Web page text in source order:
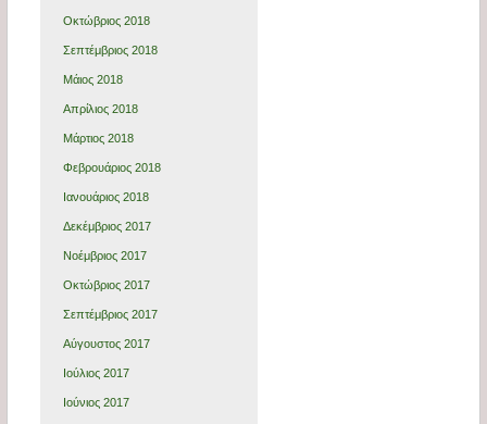
Οκτώβριος 2018
Σεπτέμβριος 2018
Μάιος 2018
Απρίλιος 2018
Μάρτιος 2018
Φεβρουάριος 2018
Ιανουάριος 2018
Δεκέμβριος 2017
Νοέμβριος 2017
Οκτώβριος 2017
Σεπτέμβριος 2017
Αύγουστος 2017
Ιούλιος 2017
Ιούνιος 2017